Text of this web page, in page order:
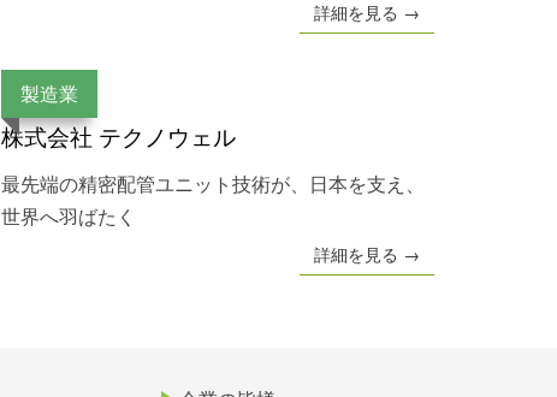
詳細を見る →
製造業
株式会社 テクノウェル
最先端の精密配管ユニット技術が、日本を支え、
世界へ羽ばたく
詳細を見る →